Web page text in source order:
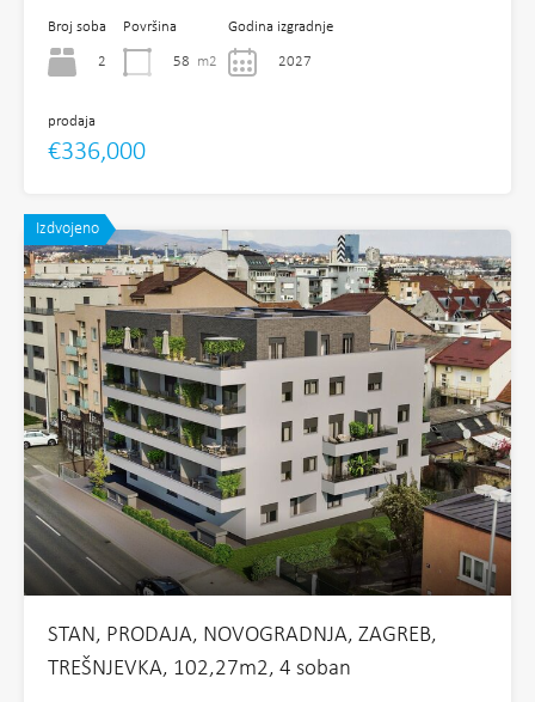
Broj soba
2
Površina
58 m2
Godina izgradnje
2027
prodaja
€336,000
Izdvojeno
STAN, PRODAJA, NOVOGRADNJA, ZAGREB,
TREŠNJEVKA, 102,27m2, 4 soban